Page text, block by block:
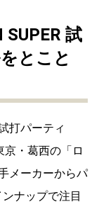
試
とこと
打パーティ
京・葛西の「ロ
メーカーからパ
ナップで注目